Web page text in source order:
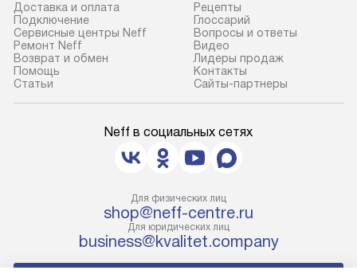
Доставка и оплата
Подключение
Сервисные центры Neff
Ремонт Neff
Возврат и обмен
Помощь
Статьи
Рецепты
Глоссарий
Вопросы и ответы
Видео
Лидеры продаж
Контакты
Сайты-партнеры
Neff в социальных сетях
Для физических лиц
shop@neff-centre.ru
Для юридических лиц
business@kvalitet.company